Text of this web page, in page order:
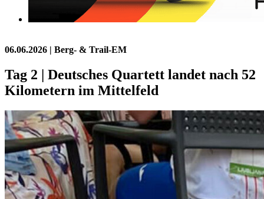
06.06.2026 | Berg- & Trail-EM
Tag 2 | Deutsches Quartett landet nach 52
Kilometern im Mittelfeld